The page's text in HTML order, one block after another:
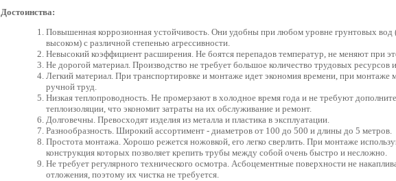
Достоинства:
Повышенная коррозионная устойчивость. Они удобны при любом уровне грунтовых вод
высоком) с различной степенью агрессивности.
Невысокий коэффициент расширения. Не боятся перепадов температур, не меняют при
Не дорогой материал. Производство не требует большое количество трудовых ресурсов
Легкий материал. При транспортировке и монтаже идет экономия времени, при монтаже
ручной труд.
Низкая теплопроводность. Не промерзают в холодное время года и не требуют
теплоизоляции, что экономит затраты на их обслуживание и ремонт.
Долговечны. Превосходят изделия из металла и пластика в эксплуатации.
Разнообразность. Широкий ассортимент - диаметров от 100 до 500 и длины до 5 метров.
Простота монтажа. Хорошо режется ножовкой, его легко сверлить. При монтаже
конструкция которых позволяет крепить трубы между собой очень быстро и несложно.
Не требует регулярного технического осмотра. Асбоцементные поверхности не
отложения, поэтому их чистка не требуется.